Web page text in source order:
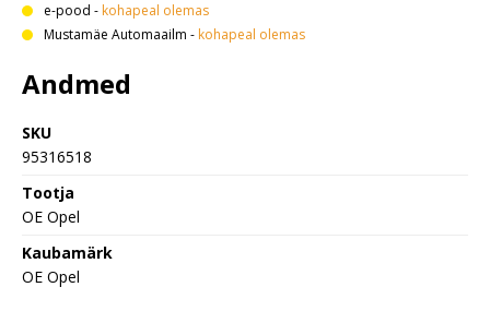
e-pood - kohapeal olemas
Mustamäe Automaailm - kohapeal olemas
Andmed
SKU
95316518
Tootja
OE Opel
Kaubamärk
OE Opel